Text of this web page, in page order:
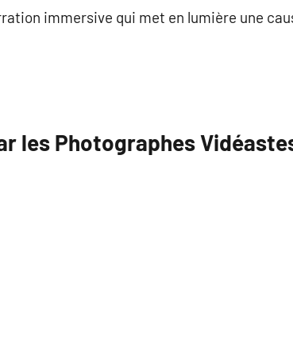
immersive qui met en lumière une
les Photographes